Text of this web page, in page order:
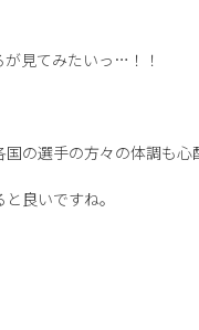
見てみたいっ…！！
の選手の方々の体調も心
良いですね。